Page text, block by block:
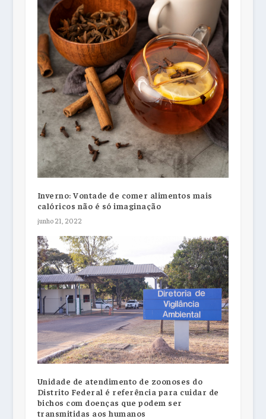
Inverno: Vontade de comer alimentos mais
calóricos não é só imaginação
junho 21, 2022
Unidade de atendimento de zoonoses do
Distrito Federal é referência para cuidar de
bichos com doenças que podem ser
transmitidas aos humanos